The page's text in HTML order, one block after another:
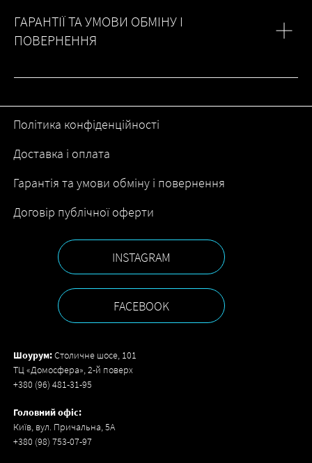
ГАРАНТІЇ ТА УМОВИ ОБМІНУ І
ПОВЕРНЕННЯ
Доставка і оплата
Головний офіс:
Київ, вул. Причальна, 5А
+380 (98) 753-07-97
Політика конфіденційності
Договір публічної оферти
Гарантія та умови обміну і повернення
FACEBOOK
INSTAGRAM
Шоурум:Столичне шосе, 101
ТЦ «Домосфера», 2-й поверх
+380 (96) 481-31-95